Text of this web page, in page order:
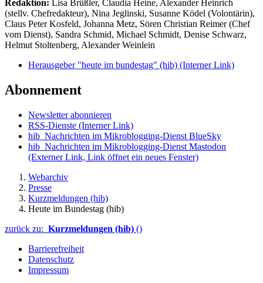
Redaktion: Lisa Brüßler, Claudia Heine, Alexander Heinrich
(stellv. Chefredakteur), Nina Jeglinski, Susanne Ködel (Volontärin),
Claus Peter Kosfeld, Johanna Metz, Sören Christian Reimer (Chef
vom Dienst), Sandra Schmid, Michael Schmidt, Denise Schwarz,
Helmut Stoltenberg, Alexander Weinlein
Herausgeber "heute im bundestag" (hib) (Interner Link)
Abonnement
Newsletter abonnieren
RSS-Dienste (Interner Link)
hib_Nachrichten im Mikroblogging-Dienst BlueSky
hib_Nachrichten im Mikroblogging-Dienst Mastodon
(Externer Link, Link öffnet ein neues Fenster)
Webarchiv
Presse
Kurzmeldungen (hib)
Heute im Bundestag (hib)
zurück zu: Kurzmeldungen (hib) ()
Barrierefreiheit
Datenschutz
Impressum